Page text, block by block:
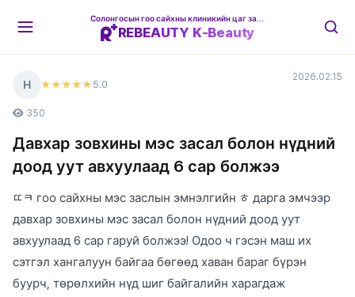
REBEAUTY K-Beauty
Н ★★★★★ 5.0
2026.02.15
350
Давхар зовхины мэс засал болон нүдний
доод уут авхуулаад 6 сар болжээ
ㄸㅋ гоо сайхны мэс заслын эмнэлгийн ㅎ дарга эмчээр
давхар зовхины мэс засал болон нүдний доод уут
авхуулаад 6 сар гаруй болжээ! Одоо ч гэсэн маш их
сэтгэл хангалуун байгаа бөгөөд хаван бараг бүрэн
буурч, төрөлхийн нүд шиг байгалийн харагдаж